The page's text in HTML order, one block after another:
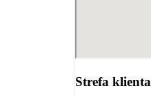
Strefa klienta